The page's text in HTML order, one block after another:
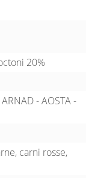
20%
- AOSTA -
carni rosse,